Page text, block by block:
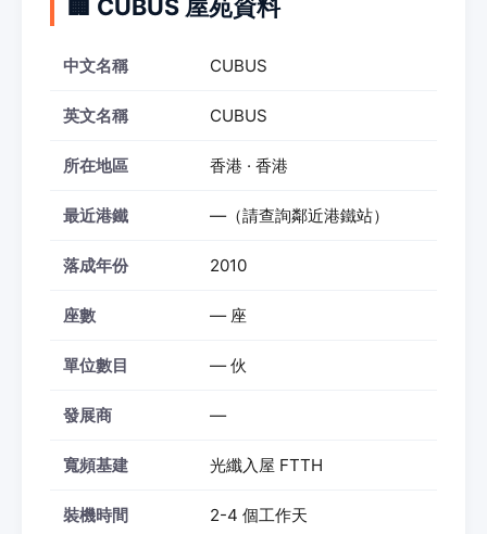
🏢 CUBUS 屋苑資料
中文名稱 CUBUS
英文名稱 CUBUS
所在地區 香港 · 香港
最近港鐵 —（請查詢鄰近港鐵站）
落成年份 2010
座數 — 座
單位數目 — 伙
發展商 —
寬頻基建 光纖入屋 FTTH
裝機時間 2-4 個工作天